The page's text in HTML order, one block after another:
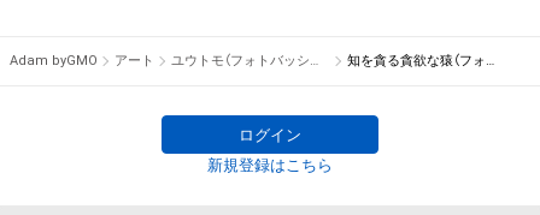
であると判断した場合、利用をお断りさせていただきます。
保有者、その他第三者が損害を被った場合、その損害がいかなる
原因で発生したものであっても、本アイテムの著作権を有する
またまフォトバッシュという技法を使っていたことを知りまし
ティスト」と名乗っています。
Adam byGMO アート ユウトモ（フォトバッシュアーティスト） 知を貪る貪欲な猿（フォトバッシュアート）
ログイン
新規登録はこちら